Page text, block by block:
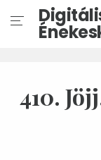
410.